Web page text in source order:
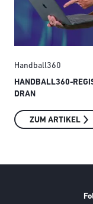
Handball360
HANDBALL360-
DRAN
ZUM ARTIKEL